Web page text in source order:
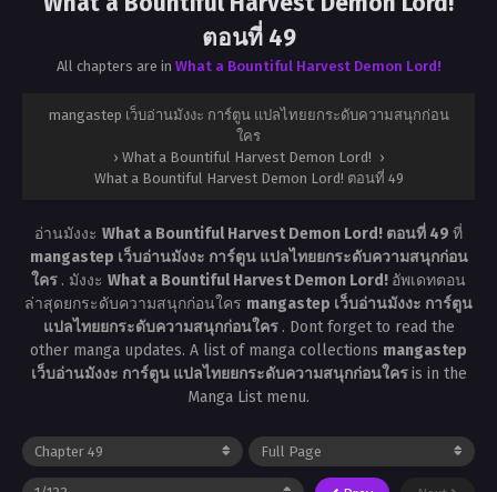
ตอนที่ 49
All chapters are in What a Bountiful Harvest Demon Lord!
mangastep เว็บอ่านมังงะ การ์ตูน แปลไทยยกระดับความสนุกก่อน
ใคร
› What a Bountiful Harvest Demon Lord! ›
What a Bountiful Harvest Demon Lord! ตอนที่ 49
อ่านมังงะ What a Bountiful Harvest Demon Lord! ตอนที่ 49 ที่
mangastep เว็บอ่านมังงะ การ์ตูน แปลไทยยกระดับความสนุกก่อน
ใคร . มังงะ What a Bountiful Harvest Demon Lord! อัพเดทตอน
ล่าสุดยกระดับความสนุกก่อนใคร mangastep เว็บอ่านมังงะ การ์ตูน
แปลไทยยกระดับความสนุกก่อนใคร . Dont forget to read the
other manga updates. A list of manga collections mangastep
เว็บอ่านมังงะ การ์ตูน แปลไทยยกระดับความสนุกก่อนใครis in the
Manga List menu.